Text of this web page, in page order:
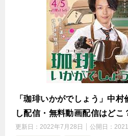
「珈琲いかがでしょう」中
し配信・無料動画配信はどこ
更新日： 2022年7月28日 公開日：